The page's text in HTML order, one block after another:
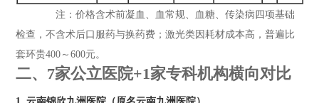
注：价格含术前凝血、血常规、血糖、传染病四项基础
检查，不含术后口服药与换药费；激光类因耗材成本高，普遍比
套环贵400～600元。
二、7家公立医院+1家专科机构横向对比